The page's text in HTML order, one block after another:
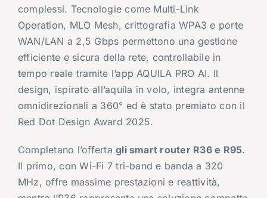
complessi. Tecnologie come Multi-Link
Operation, MLO Mesh, crittografia WPA3 e porte
WAN/LAN a 2,5 Gbps permettono una gestione
efficiente e sicura della rete, controllabile in
tempo reale tramite l’app AQUILA PRO AI. Il
design, ispirato all’aquila in volo, integra antenne
omnidirezionali a 360° ed è stato premiato con il
Red Dot Design Award 2025.
Completano l’offertagli smart router R36 e R95.
Il primo, con Wi-Fi 7 tri-band e banda a 320
MHz, offre massime prestazioni e reattività,